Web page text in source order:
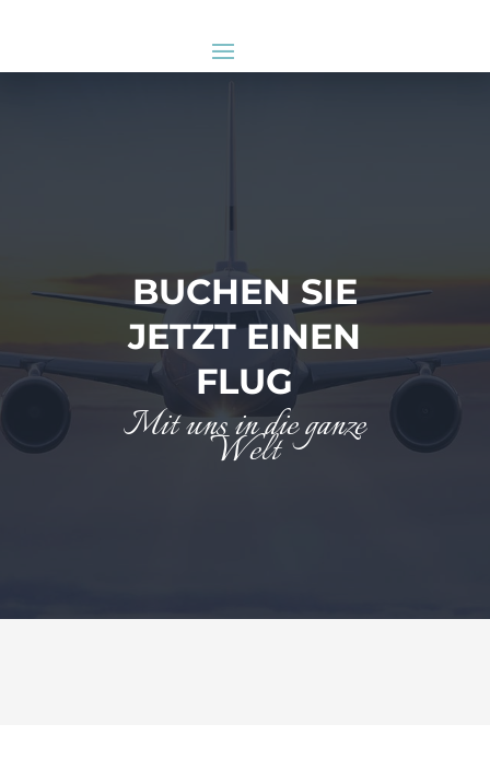
BUCHEN SIE
JETZT EINEN
FLUG
Mit uns in die ganze
Welt